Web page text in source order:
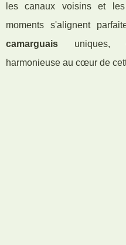
les canaux voisins et
moments s'alignent
camarguais uniques,
harmonieuse au cœur de